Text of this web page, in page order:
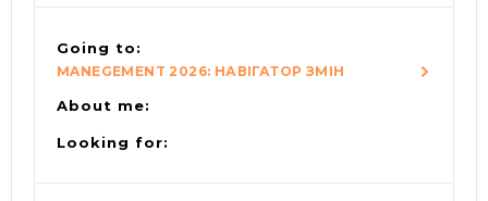
Going to:
MANEGEMENT 2026: НАВІГАТОР ЗМІН
About me:
Looking for: